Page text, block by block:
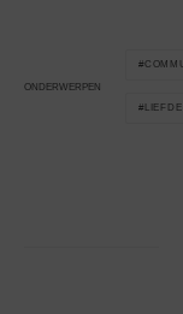
ONDERWERPEN
LIEFDE